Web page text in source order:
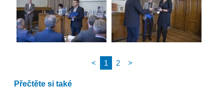
< 1 2 >
Přečtěte si také